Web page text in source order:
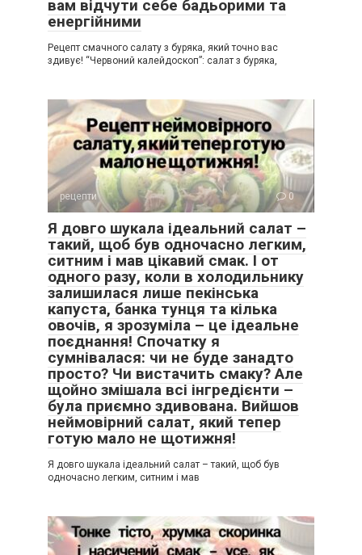
вам відчути себе бадьорими та
енергійними
Рецепт смачного салату з буряка, який точно вас
здивує! “Червоний калейдоскоп”: салат з буряка,
рецепти 0
Я довго шукала ідеальний салат –
такий, щоб був одночасно легким,
ситним і мав цікавий смак. І от
одного разу, коли в холодильнику
залишилася лише пекінська
капуста, банка тунця та кілька
овочів, я зрозуміла – це ідеальне
поєднання! Спочатку я
сумнівалася: чи не буде занадто
просто? Чи вистачить смаку? Але
щойно змішала всі інгредієнти –
була приємно здивована. Вийшов
неймовірний салат, який тепер
готую мало не щотижня!
Я довго шукала ідеальний салат – такий, щоб був
одночасно легким, ситним і мав